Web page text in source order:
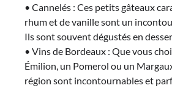
• Cannelés : Ces petits gâteaux
rhum et de vanille sont un
Ils sont souvent dégustés en
• Vins de Bordeaux : Que vous
Émilion, un Pomerol ou un
région sont incontournables et